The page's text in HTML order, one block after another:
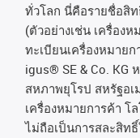
ทั่วโลก นี่คือรายชื่อสิ
(ตัวอย่างเช่น เครื่องห
ทะเบียนเครื่องหมาย
igus® SE & Co. KG
สหภาพยุโรป สหรัฐอเ
เครื่องหมายการค้า โ
ไม่ถือเป็นการสละสิ